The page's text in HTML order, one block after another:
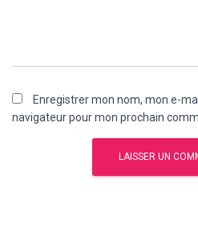
Enregistrer mon nom, mon e-
navigateur pour mon prochain